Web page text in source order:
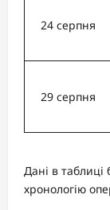
24 серпня
29 серпня
Дані в таблиці
хронологію